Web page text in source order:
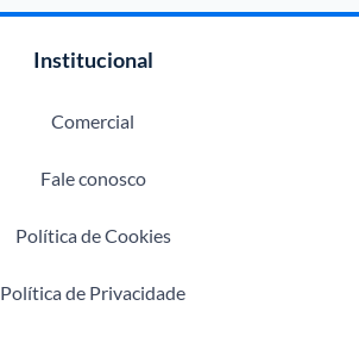
Institucional
Comercial
Fale conosco
Política de Cookies
Política de Privacidade